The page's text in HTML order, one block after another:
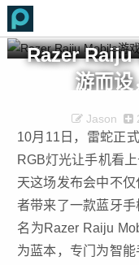
Razer Raiju
游而设
Jason
10月11日，雷蛇正
RGB灯光让手机看
天这场发布会中不
者带来了一款蓝牙
名为Razer Raiju
为蓝本，专门为智